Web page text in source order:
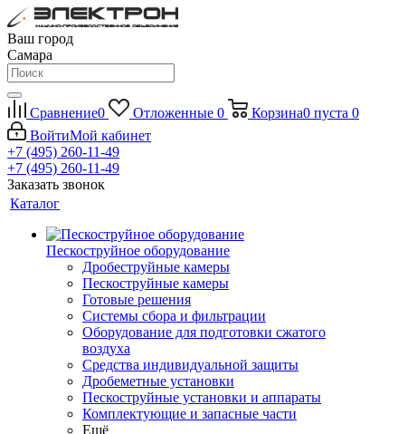
Ваш город
Самара
Сравнение0 Отложенные 0 Корзина0 пуста 0
ВойтиМой кабинет
+7 (495) 260-11-49
+7 (495) 260-11-49
Заказать звонок
Каталог
Пескоструйное оборудование
Дробеструйные камеры
Пескоструйные камеры
Готовые решения
Системы сбора и фильтрации
Оборудование для подготовки сжатого
воздуха
Средства индивидуальной защиты
Дробеметные установки
Пескоструйные установки и аппараты
Комплектующие и запасные части
Ещё